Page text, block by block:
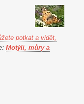
potkat a vidět,
Motýli, můry a